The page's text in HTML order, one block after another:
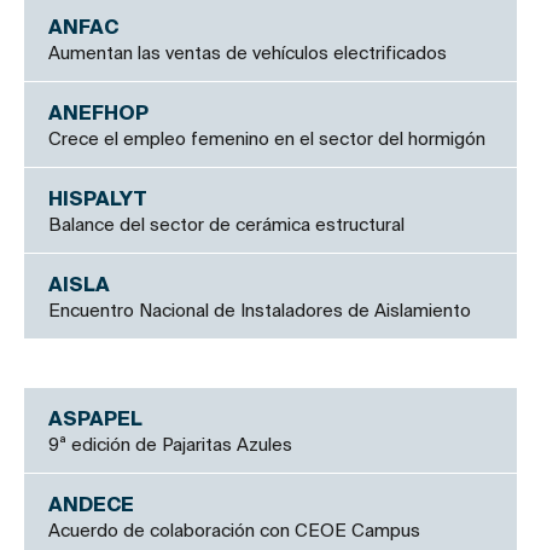
ANFAC
Aumentan las ventas de vehículos electrificados
ANEFHOP
Crece el empleo femenino en el sector del hormigón
HISPALYT
Balance del sector de cerámica estructural
AISLA
Encuentro Nacional de Instaladores de Aislamiento
ASPAPEL
9ª edición de Pajaritas Azules
ANDECE
Acuerdo de colaboración con CEOE Campus